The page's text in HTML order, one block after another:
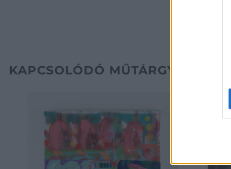
KAPCSOLÓDÓ MŰTÁRGYAK